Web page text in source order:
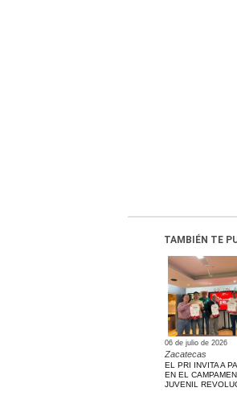
TAMBIÉN TE
06 de julio de 2026
Zacatecas
EL PRI INVITA A
EN EL
JUVENIL